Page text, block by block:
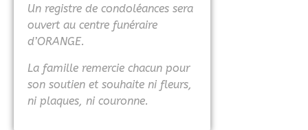
Un registre de condoléances sera
ouvert au centre funéraire
d’ORANGE.
La famille remercie chacun pour
son soutien et souhaite ni fleurs,
ni plaques, ni couronne.